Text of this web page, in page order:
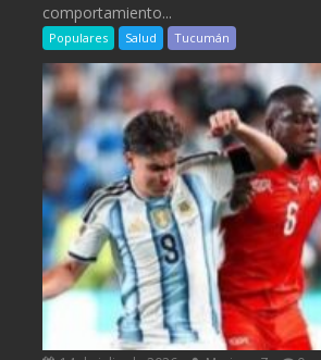
comportamiento...
Populares Salud Tucumán